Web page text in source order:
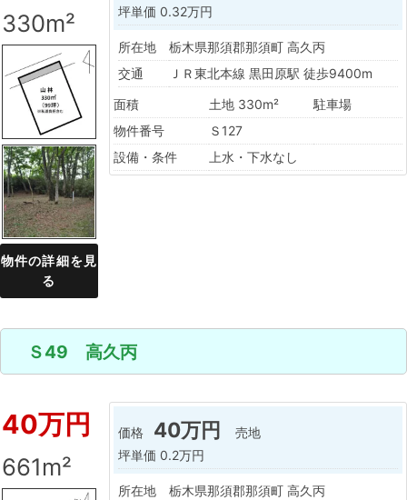
330m²
物件の詳細を見
る
坪単価 0.32万円
所在地
栃木県那須郡那須町 高久丙
交通
ＪＲ東北本線 黒田原駅 徒歩9400m
面積
土地 330m²
駐車場
物件番号
Ｓ127
設備・条件
上水・下水なし
Ｓ49 高久丙
40万円
661m²
価格 40万円
売地
坪単価 0.2万円
所在地
栃木県那須郡那須町 高久丙